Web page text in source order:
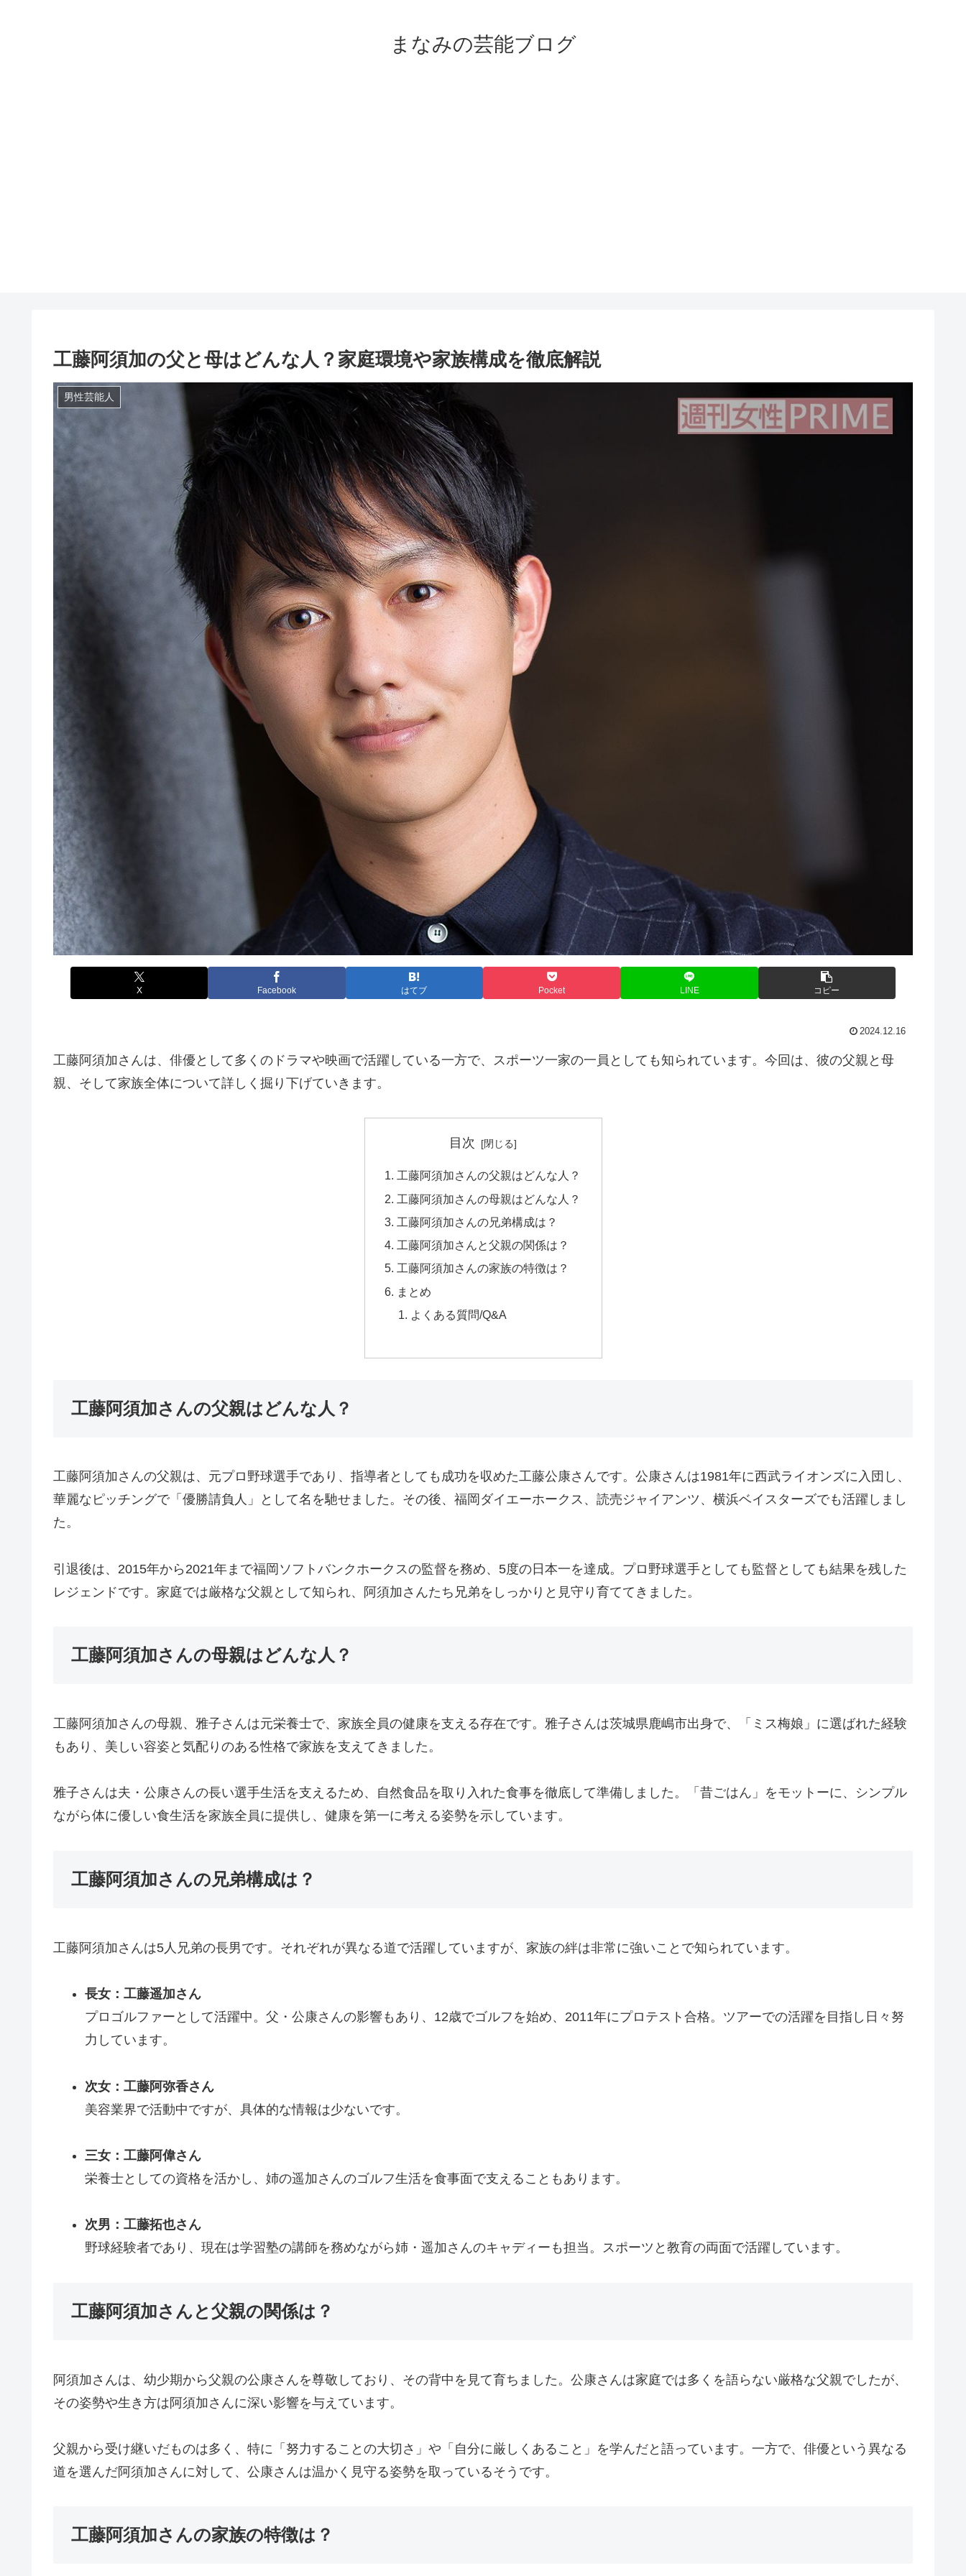
まなみの芸能ブログ
工藤阿須加の父と母はどんな人？家庭環境や家族構成を徹底解説
男性芸能人
X Facebook はてブ Pocket LINE コピー
2024.12.16
工藤阿須加さんは、俳優として多くのドラマや映画で活躍している一方で、スポーツ一家の一員としても知られています。今回は、彼の父親と母
親、そして家族全体について詳しく掘り下げていきます。
目次
工藤阿須加さんの父親はどんな人？
工藤阿須加さんの母親はどんな人？
工藤阿須加さんの兄弟構成は？
工藤阿須加さんと父親の関係は？
工藤阿須加さんの家族の特徴は？
まとめ
よくある質問/Q&A
工藤阿須加さんの父親はどんな人？
工藤阿須加さんの父親は、元プロ野球選手であり、指導者としても成功を収めた工藤公康さんです。公康さんは1981年に西武ライオンズに入団し、
華麗なピッチングで「優勝請負人」として名を馳せました。その後、福岡ダイエーホークス、読売ジャイアンツ、横浜ベイスターズでも活躍しまし
た。
引退後は、2015年から2021年まで福岡ソフトバンクホークスの監督を務め、5度の日本一を達成。プロ野球選手としても監督としても結果を残した
レジェンドです。家庭では厳格な父親として知られ、阿須加さんたち兄弟をしっかりと見守り育ててきました。
工藤阿須加さんの母親はどんな人？
工藤阿須加さんの母親、雅子さんは元栄養士で、家族全員の健康を支える存在です。雅子さんは茨城県鹿嶋市出身で、「ミス梅娘」に選ばれた経験
もあり、美しい容姿と気配りのある性格で家族を支えてきました。
雅子さんは夫・公康さんの長い選手生活を支えるため、自然食品を取り入れた食事を徹底して準備しました。「昔ごはん」をモットーに、シンプル
ながら体に優しい食生活を家族全員に提供し、健康を第一に考える姿勢を示しています。
工藤阿須加さんの兄弟構成は？
工藤阿須加さんは5人兄弟の長男です。それぞれが異なる道で活躍していますが、家族の絆は非常に強いことで知られています。
長女：工藤遥加さん
プロゴルファーとして活躍中。父・公康さんの影響もあり、12歳でゴルフを始め、2011年にプロテスト合格。ツアーでの活躍を目指し日々努
力しています。
次女：工藤阿弥香さん
美容業界で活動中ですが、具体的な情報は少ないです。
三女：工藤阿偉さん
栄養士としての資格を活かし、姉の遥加さんのゴルフ生活を食事面で支えることもあります。
次男：工藤拓也さん
野球経験者であり、現在は学習塾の講師を務めながら姉・遥加さんのキャディーも担当。スポーツと教育の両面で活躍しています。
工藤阿須加さんと父親の関係は？
阿須加さんは、幼少期から父親の公康さんを尊敬しており、その背中を見て育ちました。公康さんは家庭では多くを語らない厳格な父親でしたが、
その姿勢や生き方は阿須加さんに深い影響を与えています。
父親から受け継いだものは多く、特に「努力することの大切さ」や「自分に厳しくあること」を学んだと語っています。一方で、俳優という異なる
道を選んだ阿須加さんに対して、公康さんは温かく見守る姿勢を取っているそうです。
工藤阿須加さんの家族の特徴は？